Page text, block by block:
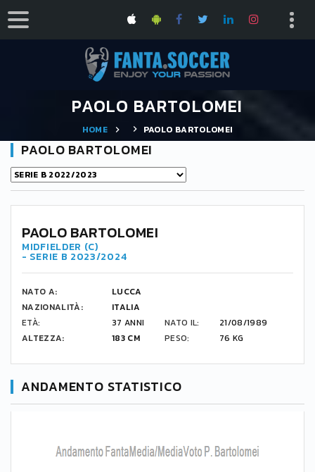
PAOLO BARTOLOMEI
HOME PAOLO BARTOLOMEI
PAOLO BARTOLOMEI
PAOLO BARTOLOMEI
MIDFIELDER (C)
- SERIE B 2023/2024
NATO A:
LUCCA
NAZIONALITÀ:
ITALIA
ETÀ:
37 ANNI NATO IL:
21/08/1989
ALTEZZA:
183 CM PESO: 76 KG
ANDAMENTO STATISTICO